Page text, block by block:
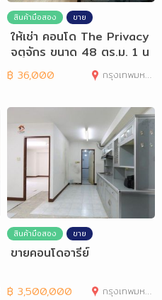
สินค้ามือสอง ขาย
ให้เช่า คอนโด The Privacy
จตุจักร ขนาด 48 ตร.ม. 1 น
อน 1 น้ำ
฿ 36,000 กรุงเทพมหานคร
สินค้ามือสอง ขาย
ขายคอนโดอารีย์
฿ 3,500,000 กรุงเทพมหานคร